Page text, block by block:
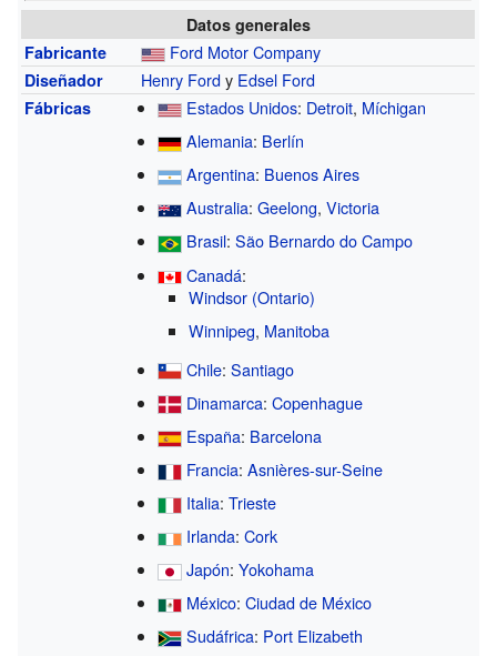
Datos generales
Fabricante
Ford Motor Company
Diseñador Henry Fordy Edsel Ford
Fábricas Estados Unidos: Detroit, Míchigan
Alemania: Berlín
Argentina: Buenos Aires
Australia: Geelong, Victoria
Brasil: São Bernardo do Campo
Canadá:
Windsor (Ontario)
Winnipeg, Manitoba
Chile: Santiago
Dinamarca: Copenhague
España: Barcelona
Francia: Asnières-sur-Seine
Italia: Trieste
Irlanda: Cork
Japón: Yokohama
México: Ciudad de México
Sudáfrica: Port Elizabeth